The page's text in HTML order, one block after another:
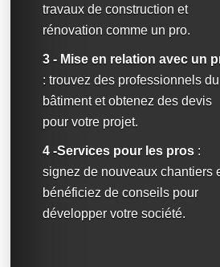
travaux de construction et
rénovation comme un pro.
3 - Mise en relation avec un
: trouvez des professionnels du
bâtiment et obtenez des devis
pour votre projet.
4 -Services pour les pros :
signez de nouveaux chantiers
bénéficiez de conseils pour
développer votre société.